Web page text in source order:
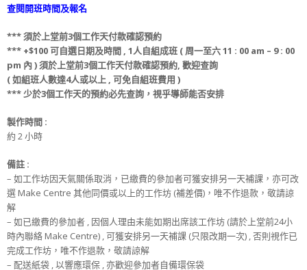
查閱開班時間及報名
***須於上堂前3個工作天付款確認預約
*** +$100可自選日期及時間 , 1人自組成班 ( 周一至六 11 : 00 am – 9 : 00
pm 內 )須於上堂前3個工作天付款確認預約, 歡迎查詢
(如組班人數達4人或以上 , 可免自組班費用 )
*** 少於3個工作天的預約必先查詢，視乎導師能否安排
製作時間 :
約 2 小時
備註 :
– 如工作坊因天氣關係取消，已繳費的參加者可獲安排另一天補課，亦可改
選 Make Centre 其他同價或以上的工作坊 (補差價)，唯不作退款，敬請諒
解
– 如已繳費的參加者 , 因個人理由未能如期出席該工作坊 (請於上堂前24小
時內聯絡 Make Centre) , 可獲安排另一天補課 (只限改期一次) , 否則視作已
完成工作坊，唯不作退款，敬請諒解
– 配送紙袋 , 以響應環保 , 亦歡迎參加者自備環保袋